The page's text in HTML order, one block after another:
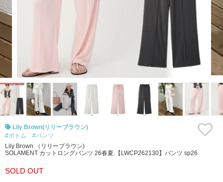
Lily Brown(リリーブラウン)
#ボトム
#パンツ
Lily Brown （リリーブラウン)
SOLAMENT カットロングパンツ 26春夏.【LWCP262130】パンツ sp26
SOLD OUT